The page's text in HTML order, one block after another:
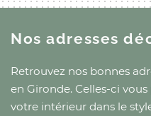
Nos adresses
Retrouvez nos bonnes
en Gironde. Celles-ci
votre intérieur dans le